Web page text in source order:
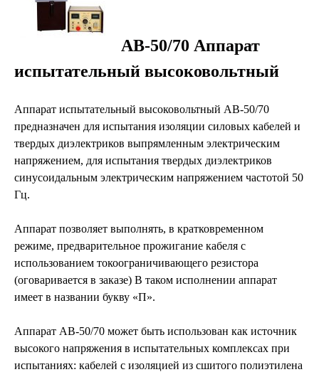
АВ-50/70 Аппарат
испытательный высоковольтный
Аппарат испытательный высоковольтный АВ-50/70
предназначен для испытания изоляции силовых кабелей и
твердых диэлектриков выпрямленным электрическим
напряжением, для испытания твердых диэлектриков
синусоидальным электрическим напряжением частотой 50
Гц.
Аппарат позволяет выполнять, в кратковременном
режиме, предварительное прожигание кабеля с
использованием токоограничивающего резистора
(оговаривается в заказе) В таком исполнении аппарат
имеет в названии букву «П».
Аппарат АВ-50/70 может быть использован как источник
высокого напряжения в испытательных комплексах при
испытаниях: кабелей с изоляцией из сшитого полиэтилена